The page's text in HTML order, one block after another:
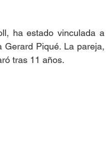
ha estado vinculada a
Gerard Piqué. La pareja,
tras 11 años.